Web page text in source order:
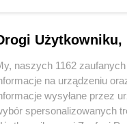
wzrostu
w latach
Użytkowniku,
naszych 1162
na urządzeniu
wysyłane przez
spersonalizowanych